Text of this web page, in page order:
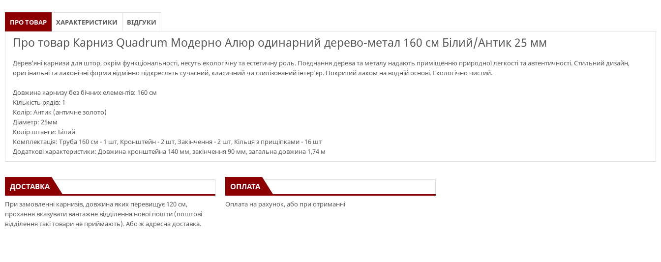
ПРО ТОВАР ХАРАКТЕРИСТИКИ ВІДГУКИ
Про товар Карниз Quadrum Модерно Алюр одинарний дерево-метал 160 см Білий/Антик 25 мм
Дерев'яні карнизи для штор, окрім функціональності, несуть екологічну та естетичну роль. Поєднання дерева та металу надають приміщенню природної легкості та автентичності. Стильний дизайн,
оригінальні та лаконічні форми відмінно підкреслять сучасний, класичний чи стилізований інтер'єр. Покритий лаком на водній основі. Екологічно чистий.
Довжина карнизу без бічних елементів: 160 см
Кількість рядів: 1
Колір: Антик (античне золото)
Діаметр: 25мм
Колір штанги: Білий
Комплектація: Труба 160 см - 1 шт, Кронштейн - 2 шт, Закінчення - 2 шт, Кільця з прищіпками - 16 шт
Додаткові характеристики: Довжина кронштейна 140 мм, закінчення 90 мм, загальна довжина 1,74 м
ДОСТАВКА
При замовленні карнизів, довжина яких перевищує 120 см,
прохання вказувати вантажне відділення нової пошти (поштові
відділення такі товари не приймають). Або ж адресна доставка.
ОПЛАТА
Оплата на рахунок, або при отриманні